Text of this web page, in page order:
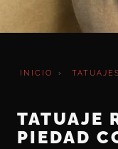
INICIO ›
TATUAJE
PIEDAD